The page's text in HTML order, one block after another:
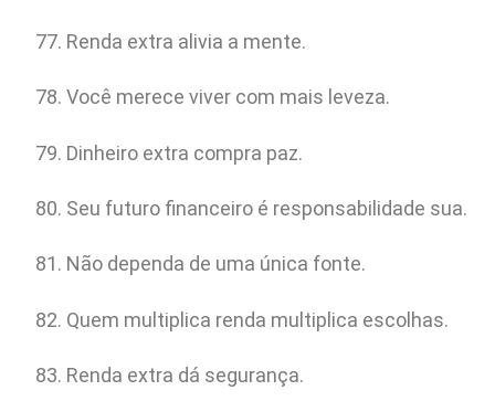
Renda extra alivia a mente.
Você merece viver com mais leveza.
Dinheiro extra compra paz.
Seu futuro financeiro é responsabilidade sua.
Não dependa de uma única fonte.
Quem multiplica renda multiplica escolhas.
Renda extra dá segurança.